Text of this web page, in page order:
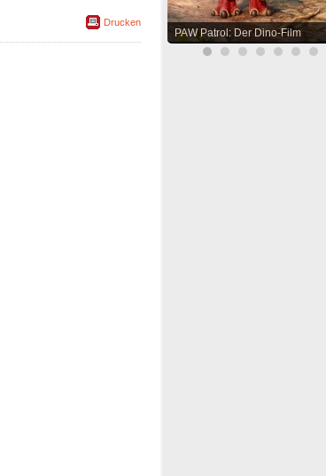
Drucken
PAW Patrol: Der Dino-Film